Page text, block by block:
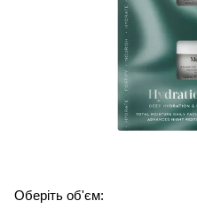
Оберіть об'єм: